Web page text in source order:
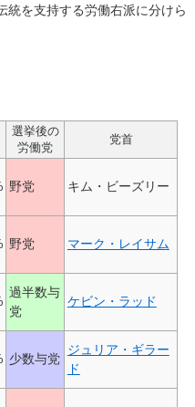
統を支持する労働右派に分けら
選挙後の
労働党
党首
野党 キム・ビーズリー
野党 マーク・レイサム
過半数与
党
ケビン・ラッド
少数与党
ジュリア・ギラー
ド